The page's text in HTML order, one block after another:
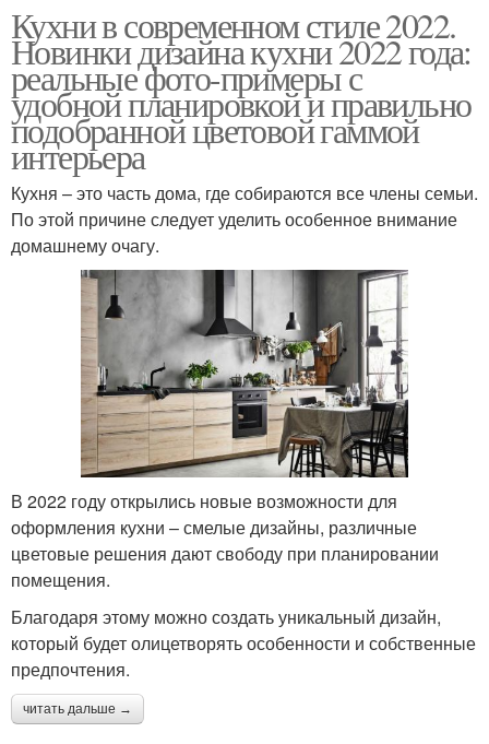
Кухни в современном стиле 2022.
Новинки дизайна кухни 2022 года:
реальные фото-примеры с
удобной планировкой и правильно
подобранной цветовой гаммой
интерьера
Кухня – это часть дома, где собираются все члены семьи.
По этой причине следует уделить особенное внимание
домашнему очагу.
В 2022 году открылись новые возможности для
оформления кухни – смелые дизайны, различные
цветовые решения дают свободу при планировании
помещения.
Благодаря этому можно создать уникальный дизайн,
который будет олицетворять особенности и собственные
предпочтения.
читать дальше →